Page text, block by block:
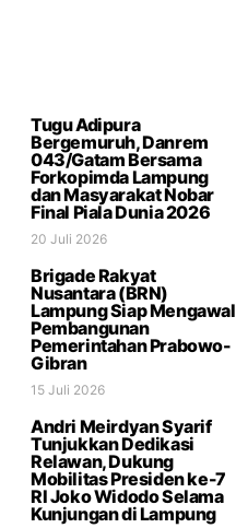
Tugu Adipura
Bergemuruh, Danrem
043/Gatam Bersama
Forkopimda Lampung
dan Masyarakat Nobar
Final Piala Dunia 2026
20 Juli 2026
Brigade Rakyat
Nusantara (BRN)
Lampung Siap Mengawal
Pembangunan
Pemerintahan Prabowo-
Gibran
15 Juli 2026
Andri Meirdyan Syarif
Tunjukkan Dedikasi
Relawan, Dukung
Mobilitas Presiden ke-7
RI Joko Widodo Selama
Kunjungan di Lampung